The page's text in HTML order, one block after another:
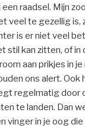
raadsel. Mijn
veel te gezellig is,
is er niet veel
stil kan zitten, of in
aan prikjes in
ons alert. Ook
regelmatig door
te landen. Dan
vinger in je oog